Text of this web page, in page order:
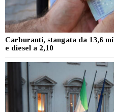
Carburanti, stangata da 13,6
e diesel a 2,10